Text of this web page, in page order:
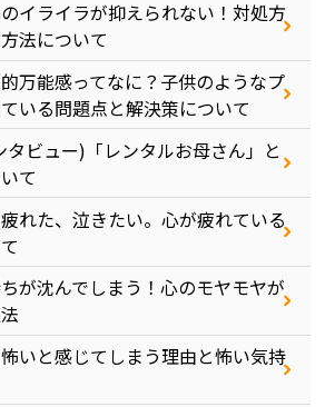
のイライラが抑えられない！対処方
法について
的万能感ってなに？子供のようなプ
いる問題点と解決策について
タビュー)「レンタルお母さん」と
て
疲れた、泣きたい。心が疲れている
ちが沈んでしまう！心のモヤモヤが
怖いと感じてしまう理由と怖い気持